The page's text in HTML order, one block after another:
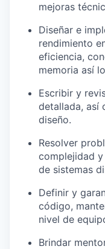
mejoras
Diseñar e
rendimiento
eficiencia,
memoria así
Escribir y
detallada, así
diseño.
Resolver
complejidad
de sistemas
Definir y
código,
nivel de
Brindar